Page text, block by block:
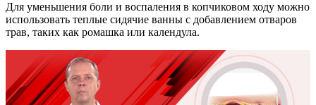
Для уменьшения боли и воспаления в копчиковом ходу можно
использовать теплые сидячие ванны с добавлением отваров
трав, таких как ромашка или календула.